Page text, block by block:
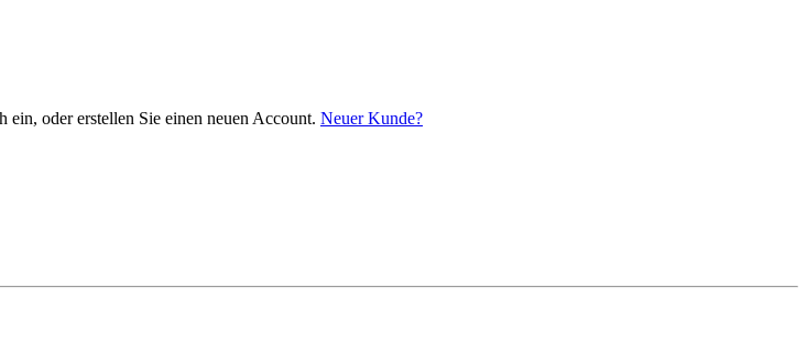
oder erstellen Sie einen neuen Account. Neuer Kunde?